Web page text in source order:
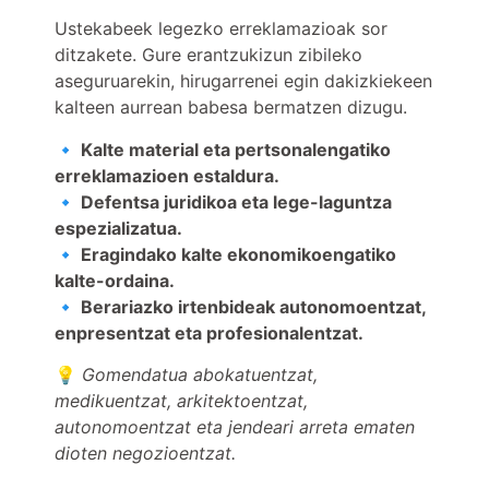
Ustekabeek legezko erreklamazioak sor
ditzakete. Gure erantzukizun zibileko
aseguruarekin, hirugarrenei egin dakizkiekeen
kalteen aurrean babesa bermatzen dizugu.
🔹 Kalte material eta pertsonalengatiko
erreklamazioen estaldura.
🔹 Defentsa juridikoa eta lege-laguntza
espezializatua.
🔹 Eragindako kalte ekonomikoengatiko
kalte-ordaina.
🔹 Berariazko irtenbideak autonomoentzat,
enpresentzat eta profesionalentzat.
💡 Gomendatua abokatuentzat,
medikuentzat, arkitektoentzat,
autonomoentzat eta jendeari arreta ematen
dioten negozioentzat.